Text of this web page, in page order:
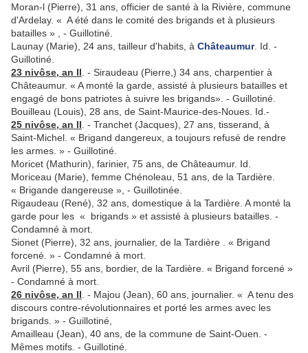
Moran-l (Pierre), 31 ans, officier de santé à la Rivière, com­mune
d'Ardelay. « A été dans le comité des brigands et à plusieurs
batailles » , - Guillotiné.
Launay (Marie), 24 ans, tailleur d'habits, à Châteaumur. Id. -
Guillotiné.
23 nivôse, an II . - Siraudeau (Pierre,) 34 ans, charpentier à
Châteaumur. « A monté la garde, assisté à plusieurs batailles et
engagé de bons patriotes à suivre les brigands». - Guillotiné.
Bouilleau (Louis), 28 ans, de Saint-Maurice-des-Noues. Id.-
25 nivôse, an II . - Tranchet (Jacques), 27 ans, tisserand, à
Saint-Michel. « Brigand dangereux, a toujours refusé de rendre
les armes. » - Guillotiné.
Moricet (Mathurin), farinier, 75 ans, de Châteaumur. Id.
Moriceau (Marie), femme Chénoleau, 51 ans, de la Tardière.
« Brigande dangereuse », - Guillotinée.
Rigaudeau (René), 32 ans, domestique à la Tardière. A monté la
garde pour les « brigands » et assisté à plusieurs batailles. -
Condamné à mort.
Sionet (Pierre), 32 ans, journalier, de la Tardière . « Brigand
forcené. » - Condamné à mort.
Avril (Pierre), 55 ans, bordier, de la Tardière. « Brigand forcené »
- Condamné à mort.
26 nivôse, an II . - Majou (Jean), 60 ans, journalier. « A tenu des
discours contre-révolutionnaires et porté les armes avec les
brigands. » - Guillotiné,
Amailleau (Jean), 40 ans, de la commune de Saint-Ouen. -
Mêmes motifs. - Guillotiné.